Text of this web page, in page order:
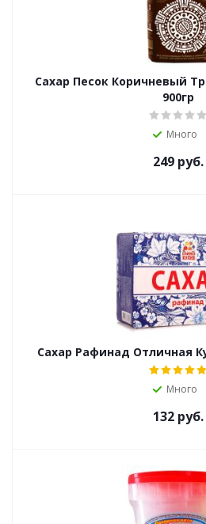
Сахар Песок Коричневый
900гр
Много
249 руб.
Сахар Рафинад Отличная
Много
132 руб.